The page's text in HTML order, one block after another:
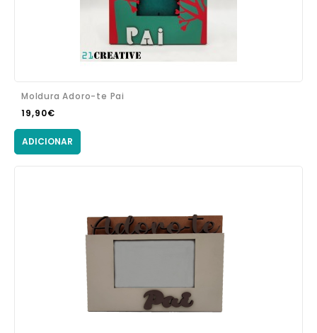
Moldura Adoro-te Pai
19,90€
ADICIONAR